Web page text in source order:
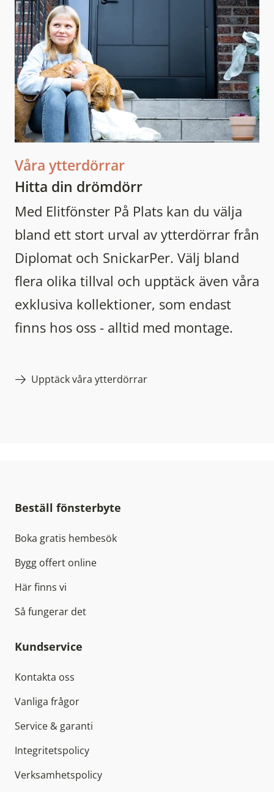
Våra ytterdörrar
Hitta din drömdörr
Med Elitfönster På Plats kan du välja
bland ett stort urval av ytterdörrar från
Diplomat och SnickarPer. Välj bland
flera olika tillval och upptäck även våra
exklusiva kollektioner, som endast
finns hos oss - alltid med montage.
Upptäck våra ytterdörrar
Beställ fönsterbyte
Boka gratis hembesök
Bygg offert online
Här finns vi
Så fungerar det
Kundservice
Kontakta oss
Vanliga frågor
Service & garanti
Integritetspolicy
Verksamhetspolicy